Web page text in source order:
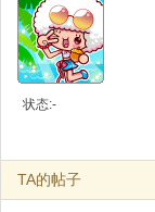
状态:-
TA的帖子